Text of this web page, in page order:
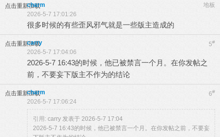
点击重新加载 地板
charm
2026-5-7 17:01:26
很多时候的有些歪风邪气就是一些版主造成的
点击重新加载 5#
carry
2026-5-7 17:04:06
2026-5-7 16:43的时候，他已被禁言一个月。在你发帖之
前，不要妄下版主不作为的结论
点击重新加载 6#
charm
2026-5-7 17:06:24
引用: carry 发表于 2026-5-7 17:04
2026-5-7 16:43的时候，他已被禁言一个月。在你发帖之前，不要妄